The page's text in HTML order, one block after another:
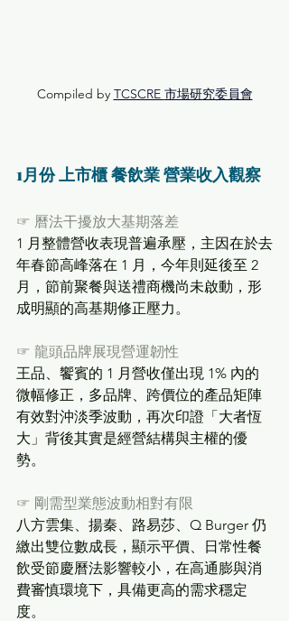
Compiled by TCSCRE 市場研究委員會
1月份 上市櫃 餐飲業 營業收入觀察
☞ 曆法干擾放大基期落差
1 月整體營收表現普遍承壓，主因在於去
年春節高峰落在 1 月，今年則延後至 2
月，節前聚餐與送禮商機尚未啟動，形
成明顯的高基期修正壓力。
☞ 龍頭品牌展現營運韌性
王品、饗賓的 1 月營收僅出現 1% 內的
微幅修正，多品牌、跨價位的產品矩陣
有效對沖淡季波動，再次印證「大者恆
大」背後其實是經營結構與主權的優
勢。
☞ 剛需型業態波動相對有限
八方雲集、揚秦、路易莎、Q Burger 仍
繳出雙位數成長，顯示平價、日常性餐
飲受節慶曆法影響較小，在高通膨與消
費審慎環境下，具備更高的需求穩定
度。